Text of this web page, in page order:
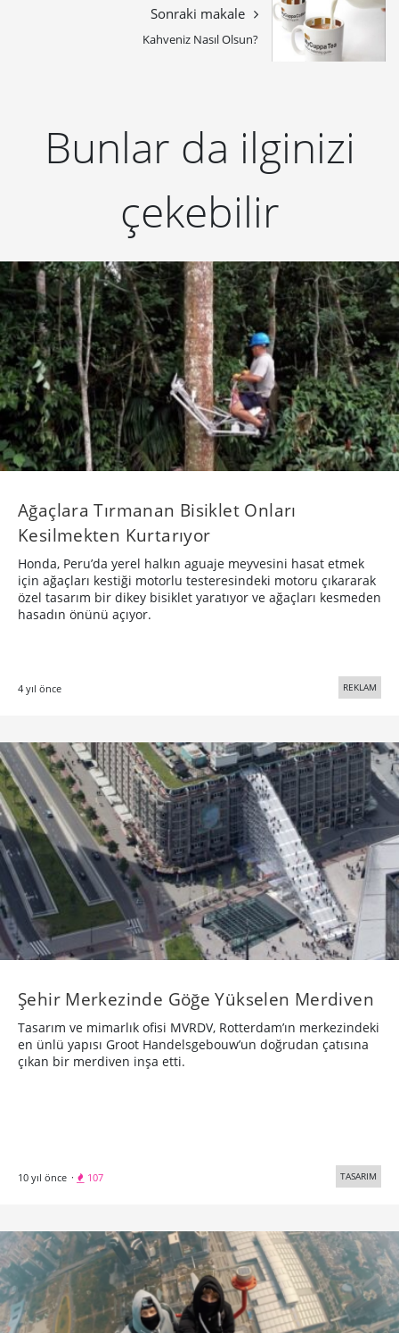
Sonraki makale
Kahveniz Nasıl Olsun?
Bunlar da ilginizi
çekebilir
Ağaçlara Tırmanan Bisiklet Onları
Kesilmekten Kurtarıyor
Honda, Peru’da yerel halkın aguaje meyvesini hasat etmek
için ağaçları kestiği motorlu testeresindeki motoru çıkararak
özel tasarım bir dikey bisiklet yaratıyor ve ağaçları kesmeden
hasadın önünü açıyor.
4 yıl önce REKLAM
Şehir Merkezinde Göğe Yükselen Merdiven
Tasarım ve mimarlık ofisi MVRDV, Rotterdam’ın merkezindeki
en ünlü yapısı Groot Handelsgebouw’un doğrudan çatısına
çıkan bir merdiven inşa etti.
10 yıl önce · 107 TASARIM